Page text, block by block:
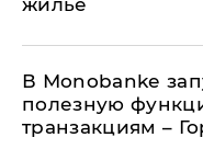
жилье
В Мonobankе
полезную
транзакциям –